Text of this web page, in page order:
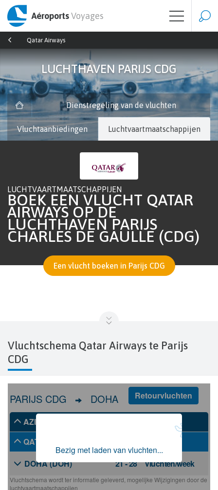
AéroportsVoyages
Qatar Airways
LUCHTHAVEN PARIJS CDG
Dienstregeling van de vluchten
Vluchtaanbiedingen Luchtvaartmaatschappijen
LUCHTVAARTMAATSCHAPPIJEN
BOEK EEN VLUCHT QATAR
AIRWAYS OP DE
LUCHTHAVEN PARIJS
CHARLES DE GAULLE (CDG)
Een vlucht boeken in Parijs CDG
Vluchtschema Qatar Airways te Parijs
CDG